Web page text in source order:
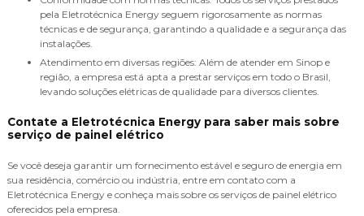
pela Eletrotécnica Energy seguem rigorosamente as normas
técnicas e de segurança, garantindo a qualidade e a segurança das
instalações.
Atendimento em diversas regiões: Além de atender em Sinop e
região, a empresa está apta a prestar serviços em todo o Brasil,
levando soluções elétricas de qualidade para diversos clientes.
Contate a Eletrotécnica Energy para saber mais sobre
serviço de painel elétrico
Se você deseja garantir um fornecimento estável e seguro de energia em
sua residência, comércio ou indústria, entre em contato com a
Eletrotécnica Energy e conheça mais sobre os serviços de painel elétrico
oferecidos pela empresa.